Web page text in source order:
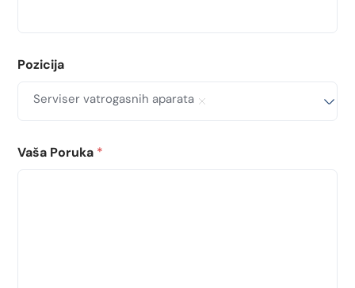
Pozicija
Serviser vatrogasnih aparata
Vaša Poruka *